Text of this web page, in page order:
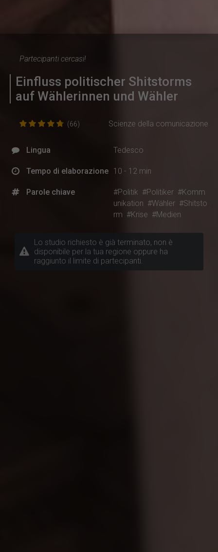
Partecipanti cercasi!
Einfluss politischer Shitstorms
auf Wählerinnen und Wähler
(66) Scienze della comunicazione
Lingua Tedesco
Tempo di elaborazione 10 - 12 min
Parole chiave #Politik #Politiker #Komm
unikation #Wähler #Shitsto
rm #Krise #Medien
Lo studio richiesto è già terminato, non è
disponibile per la tua regione oppure ha
raggiunto il limite di partecipanti.